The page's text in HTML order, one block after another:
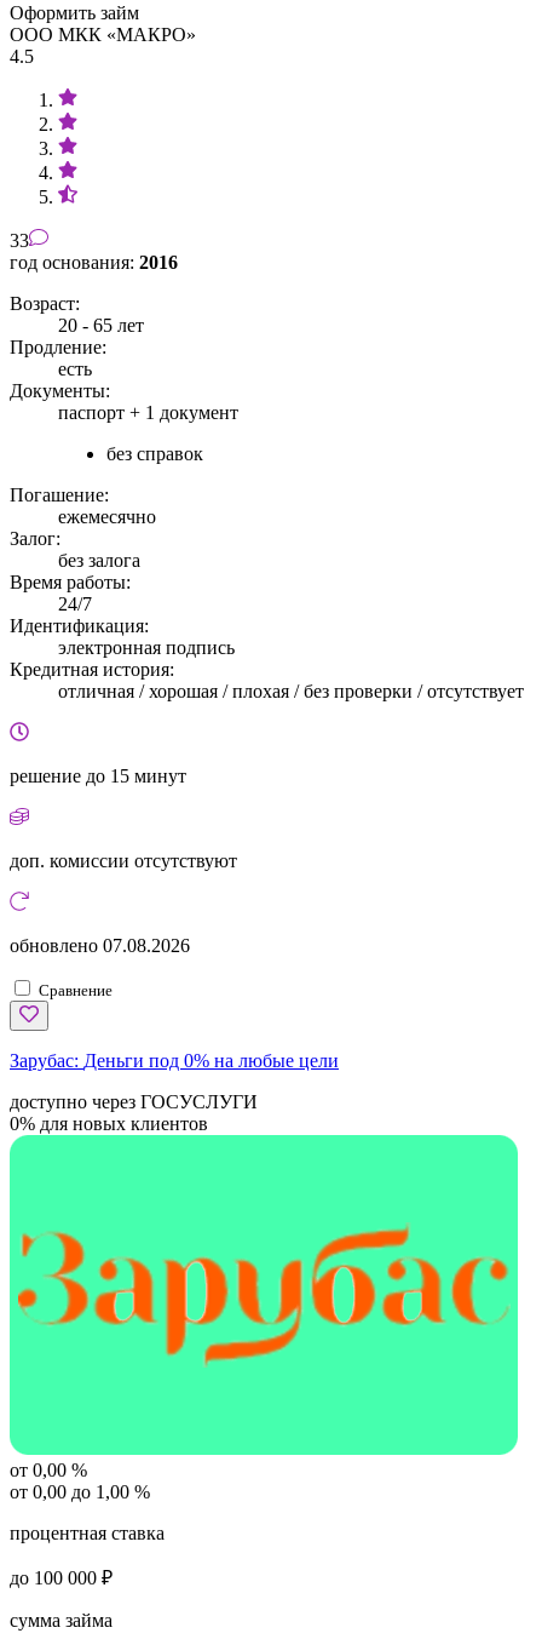
Оформить займ
ООО МКК «МАКРО»
4.5
33
год основания: 2016
Возраст:
20 - 65 лет
Продление:
есть
Документы:
паспорт + 1 документ
без справок
Погашение:
ежемесячно
Залог:
без залога
Время работы:
24/7
Идентификация:
электронная подпись
Кредитная история:
отличная / хорошая / плохая / без проверки / отсутствует
решение до 15 минут
доп. комиссии отсутствуют
обновлено 07.08.2026
Сравнение
Зарубас: Деньги под 0% на любые цели
доступно через ГОСУСЛУГИ
0% для новых клиентов
от 0,00 %
от 0,00 до 1,00 %
процентная ставка
до 100 000 ₽
сумма займа